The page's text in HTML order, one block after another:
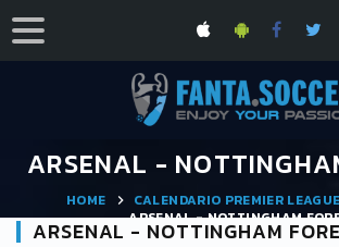
ARSENAL -
HOME
CALENDARIO PREMIER
ARSENAL - NOTTINGHAM
ARSENAL - NOTTINGHAM